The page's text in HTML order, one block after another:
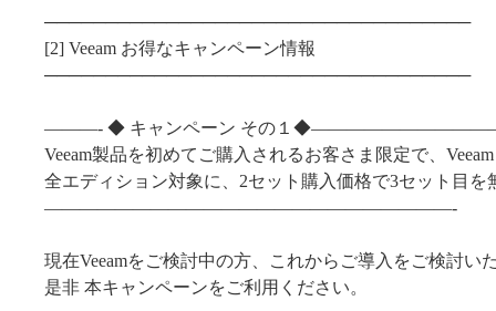
───────────────────────────────────
[2] Veeam お得なキャンペーン情報
───────────────────────────────────
———- ◆ キャンペーン その１
Veeam製品を初めてご購入されるお客さま限定で、Veeam
全エディション対象に、2セット購入価格で3セット目を
———————————————————————-
現在Veeamをご検討中の方、これからご導入をご検討い
是非 本キャンペーンをご利用ください。